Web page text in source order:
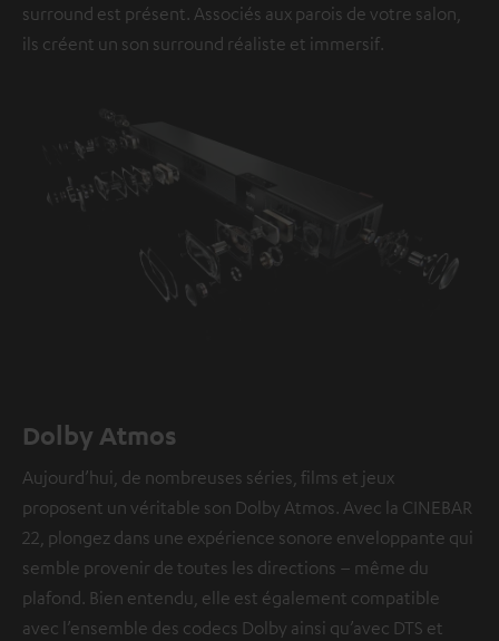
surround est présent. Associés aux parois de votre salon,
ils créent un son surround réaliste et immersif.
Dolby Atmos
Aujourd’hui, de nombreuses séries, films et jeux
proposent un véritable son Dolby Atmos. Avec la CINEBAR
22, plongez dans une expérience sonore enveloppante qui
semble provenir de toutes les directions – même du
plafond. Bien entendu, elle est également compatible
avec l’ensemble des codecs Dolby ainsi qu’avec DTS et